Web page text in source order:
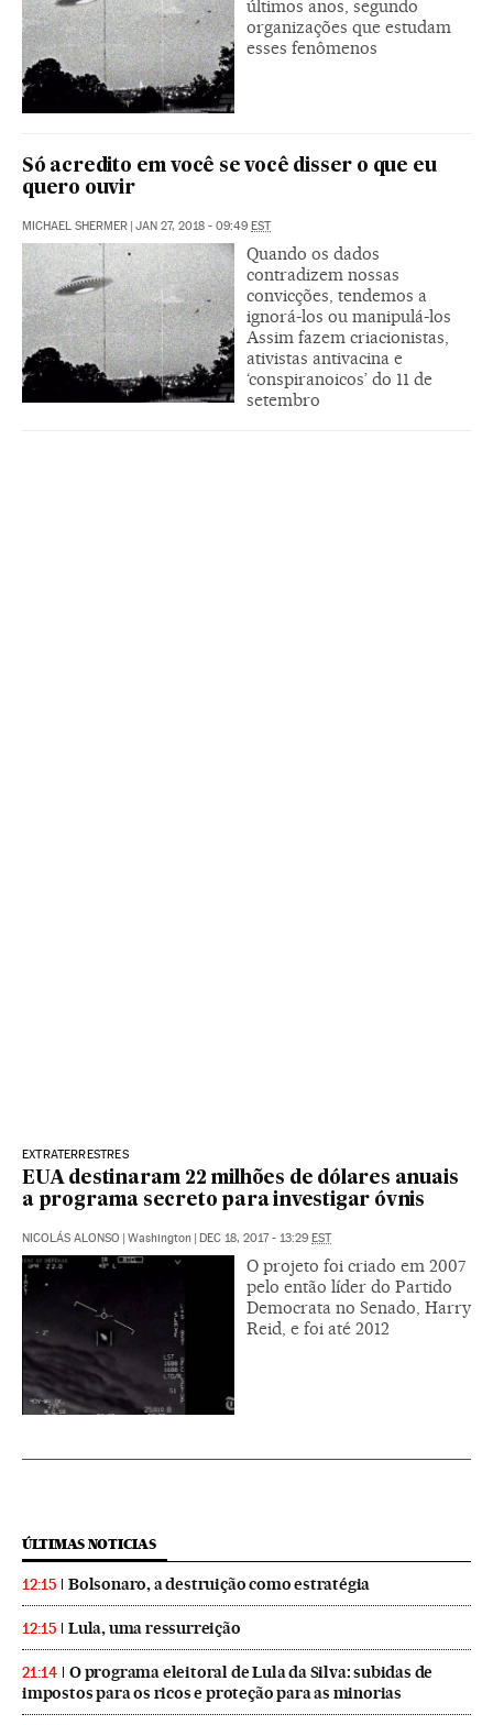
últimos anos, segundo
organizações que estudam
esses fenômenos
Só acredito em você se você disser o que eu
quero ouvir
MICHAEL SHERMER | JAN 27, 2018 - 09:49 EST
Quando os dados
contradizem nossas
convicções, tendemos a
ignorá-los ou manipulá-los
Assim fazem criacionistas,
ativistas antivacina e
‘conspiranoicos’ do 11 de
setembro
EXTRATERRESTRES
EUA destinaram 22 milhões de dólares anuais
a programa secreto para investigar óvnis
NICOLÁS ALONSO | Washington | DEC 18, 2017 - 13:29 EST
O projeto foi criado em 2007
pelo então líder do Partido
Democrata no Senado, Harry
Reid, e foi até 2012
ÚLTIMAS NOTICIAS
12:15 Bolsonaro, a destruição como estratégia
12:15 Lula, uma ressurreição
21:14
O programa eleitoral de Lula da Silva: subidas de
impostos para os ricos e proteção para as minorias